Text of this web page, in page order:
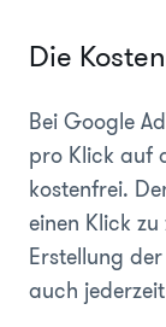
Die Kosten
Bei Google
pro Klick auf
kostenfrei.
einen Klick
Erstellung
auch